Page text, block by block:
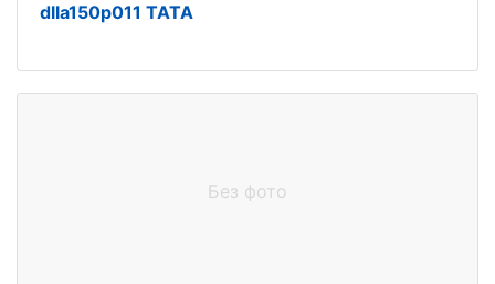
dlla150p011 TATA
Без фото